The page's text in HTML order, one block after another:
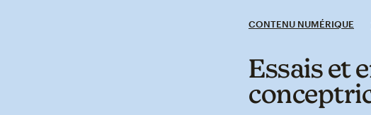
CONTENU NUMÉRIQUE
Essais et